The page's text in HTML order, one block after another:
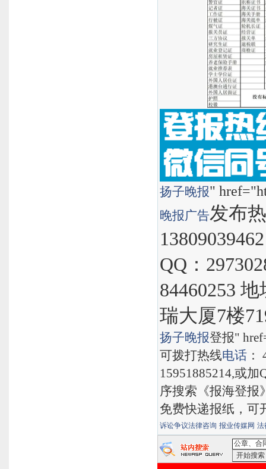
扬子晚报"
晚报广告发布
QQ：
84460253
瑞大厦7楼
扬子晚报登报"
可拨打热线电话
15951885214,或
序搜索《报海登报
免费快递报纸，可
诉讼争议法律咨询 报业传媒网 法